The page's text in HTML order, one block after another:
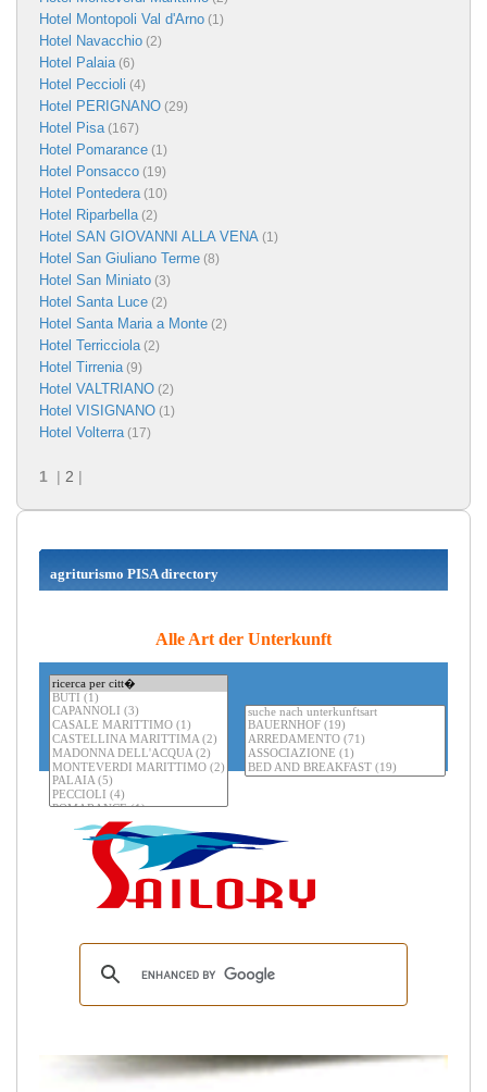
Hotel Montopoli Val d'Arno (1)
Hotel Navacchio (2)
Hotel Palaia (6)
Hotel Peccioli (4)
Hotel PERIGNANO (29)
Hotel Pisa (167)
Hotel Pomarance (1)
Hotel Ponsacco (19)
Hotel Pontedera (10)
Hotel Riparbella (2)
Hotel SAN GIOVANNI ALLA VENA (1)
Hotel San Giuliano Terme (8)
Hotel San Miniato (3)
Hotel Santa Luce (2)
Hotel Santa Maria a Monte (2)
Hotel Terricciola (2)
Hotel Tirrenia (9)
Hotel VALTRIANO (2)
Hotel VISIGNANO (1)
Hotel Volterra (17)
1 | 2 |
agriturismo PISA directory
Alle Art der Unterkunft